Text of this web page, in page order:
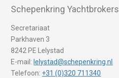
Schepenkring Yachtbrokers
Secretariaat
Parkhaven 3
8242 PE Lelystad
E-mail: lelystad@schepenkring.nl
Telefoon: +31 (0)320 711340